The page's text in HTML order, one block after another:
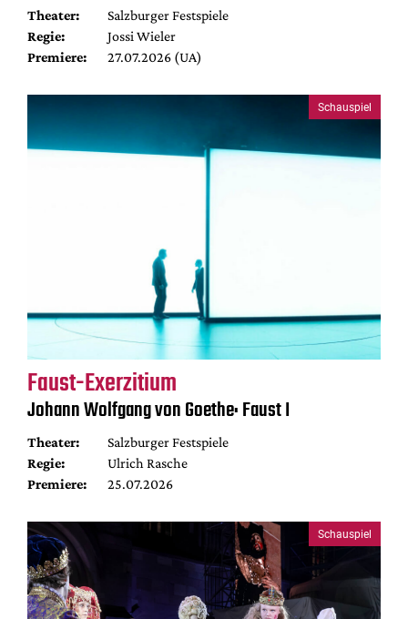
Theater:
Salzburger Festspiele
Regie:
Jossi Wieler
Premiere:
27.07.2026 (UA)
Schauspiel
Faust-Exerzitium
Johann Wolfgang von Goethe: Faust I
Theater:
Salzburger Festspiele
Regie:
Ulrich Rasche
Premiere:
25.07.2026
Schauspiel